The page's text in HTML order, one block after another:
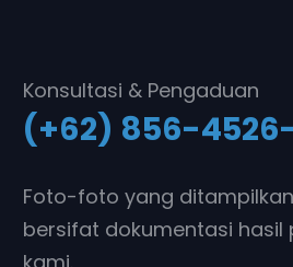
Konsultasi & Pengaduan
(+62) 856-
Foto-foto yang
bersifat dokumentasi hasil